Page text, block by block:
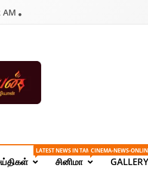
AM
–
LATEST NEWS IN TAMIL ONLINE
சினிமா
CINEMA-NEWS-
GALLERY